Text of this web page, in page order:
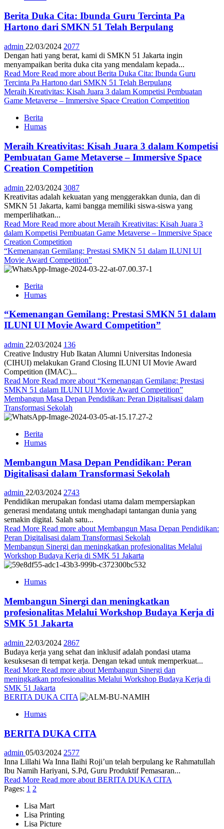
Berita Duka Cita: Ibunda Guru Tercinta Pa
Hartono dari SMKN 51 Telah Berpulang
admin 22/03/2024 2077
Dengan hati yang berat, kami di SMKN 51 Jakarta ingin
menyampaikan berita duka cita yang mendalam kepada...
Read More Read more about Berita Duka Cita: Ibunda Guru
Tercinta Pa Hartono dari SMKN 51 Telah Berpulang
Meraih Kreativitas: Kisah Juara 3 dalam Kompetisi Pembuatan
Game Metaverse – Immersive Space Creation Competition
Berita
Humas
Meraih Kreativitas: Kisah Juara 3 dalam Kompetisi
Pembuatan Game Metaverse – Immersive Space
Creation Competition
admin 22/03/2024 3087
Kreativitas adalah kekuatan yang menggerakkan dunia, dan di
SMKN 51 Jakarta, kami bangga memiliki siswa-siswa yang
memperlihatkan...
Read More Read more about Meraih Kreativitas: Kisah Juara 3
dalam Kompetisi Pembuatan Game Metaverse – Immersive Space
Creation Competition
“Kemenangan Gemilang: Prestasi SMKN 51 dalam ILUNI UI
Movie Award Competition”
Berita
Humas
“Kemenangan Gemilang: Prestasi SMKN 51 dalam
ILUNI UI Movie Award Competition”
admin 22/03/2024 136
Creative Industry Hub Ikatan Alumni Universitas Indonesia
(CIHUI) melakukan Grand Closing ILUNI UI Movie Award
Competition (IMAC)...
Read More Read more about “Kemenangan Gemilang: Prestasi
SMKN 51 dalam ILUNI UI Movie Award Competition”
Membangun Masa Depan Pendidikan: Peran Digitalisasi dalam
Transformasi Sekolah
Berita
Humas
Membangun Masa Depan Pendidikan: Peran
Digitalisasi dalam Transformasi Sekolah
admin 22/03/2024 2743
Pendidikan merupakan fondasi utama dalam mempersiapkan
generasi mendatang untuk menghadapi tantangan dunia yang
semakin digital. Salah satu...
Read More Read more about Membangun Masa Depan Pendidikan:
Peran Digitalisasi dalam Transformasi Sekolah
Membangun Sinergi dan meningkatkan profesionalitas Melalui
Workshop Budaya Kerja di SMK 51 Jakarta
Humas
Membangun Sinergi dan meningkatkan
profesionalitas Melalui Workshop Budaya Kerja di
SMK 51 Jakarta
admin 22/03/2024 2867
Budaya kerja yang sehat dan inklusif adalah pondasi utama
kesuksesan di tempat kerja. Dengan tekad untuk memperkuat...
Read More Read more about Membangun Sinergi dan
meningkatkan profesionalitas Melalui Workshop Budaya Kerja di
SMK 51 Jakarta
BERITA DUKA CITA
Humas
BERITA DUKA CITA
admin 05/03/2024 2577
Inna Lillahi Wa Inna Ilaihi Roji’un telah berpulang ke Rahmatullah
Ibu Namih Hariyani, S.Pd, Guru Produktif Pemasaran...
Read More Read more about BERITA DUKA CITA
Pages: 1 2
Lisa Mart
Lisa Printing
Lisa Picture